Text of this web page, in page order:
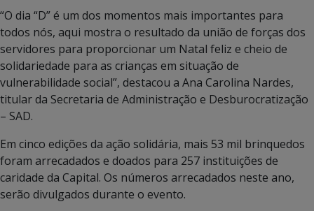
“O dia “D” é um dos momentos mais importantes para
todos nós, aqui mostra o resultado da união de forças dos
servidores para proporcionar um Natal feliz e cheio de
solidariedade para as crianças em situação de
vulnerabilidade social”, destacou a Ana Carolina Nardes,
titular da Secretaria de Administração e Desburocratização
– SAD.
Em cinco edições da ação solidária, mais 53 mil brinquedos
foram arrecadados e doados para 257 instituições de
caridade da Capital. Os números arrecadados neste ano,
serão divulgados durante o evento.